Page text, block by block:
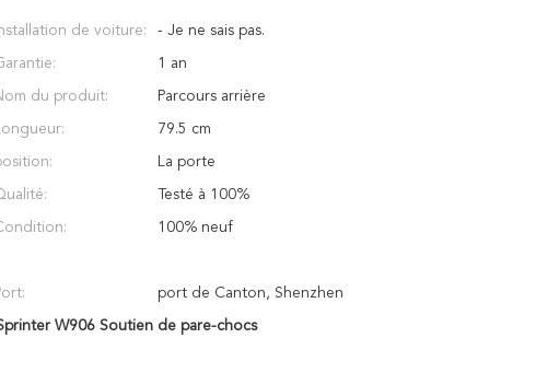
de voiture: - Je ne sais pas.
1 an
du produit: Parcours arrière
79.5 cm
La porte
Testé à 100%
100% neuf
port de Canton, Shenzhen
W906 Soutien de pare-chocs